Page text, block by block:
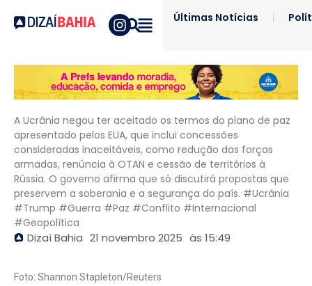
Últimas Notícias
A Ucrânia negou ter aceitado os termos do plano de paz
apresentado pelos EUA, que inclui concessões
consideradas inaceitáveis, como redução das forças
armadas, renúncia à OTAN e cessão de territórios à
Rússia. O governo afirma que só discutirá propostas que
preservem a soberania e a segurança do país. #Ucrânia
#Trump #Guerra #Paz #Conflito #Internacional
#Geopolítica
Dizaí Bahia 21 novembro 2025 às 15:49
Foto: Shannon Stapleton/Reuters